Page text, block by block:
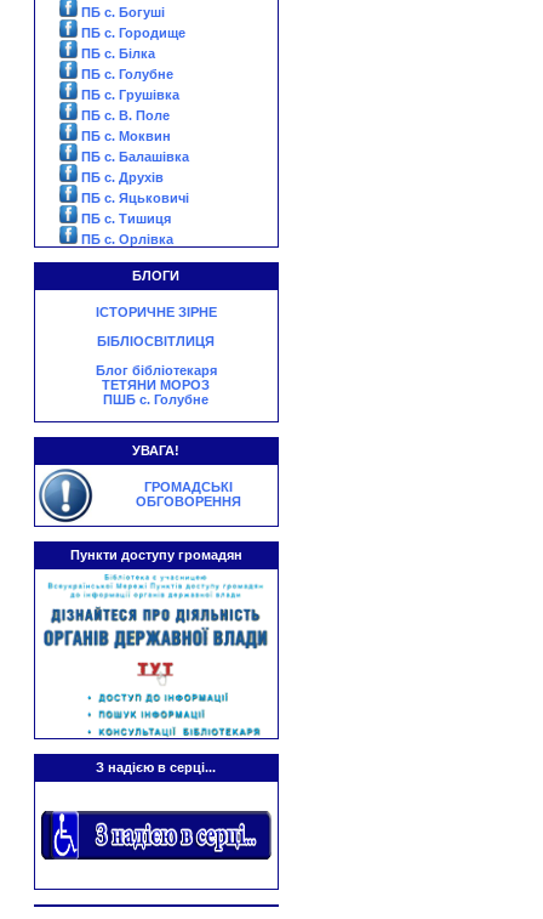
ПБ с. Богуші
ПБ с. Городище
ПБ с. Білка
ПБ с. Голубне
ПБ с. Грушівка
ПБ с. В. Поле
ПБ с. Моквин
ПБ с. Балашівка
ПБ с. Друхів
ПБ с. Яцьковичі
ПБ с. Тишиця
ПБ с. Орлівка
БЛОГИ
ІСТОРИЧНЕ ЗІРНЕ
БІБЛІОСВІТЛИЦЯ
Блог бібліотекаря
ТЕТЯНИ МОРОЗ
ПШБ с. Голубне
УВАГА!
ГРОМАДСЬКІ
ОБГОВОРЕННЯ
Пункти доступу громадян
З надією в серці...